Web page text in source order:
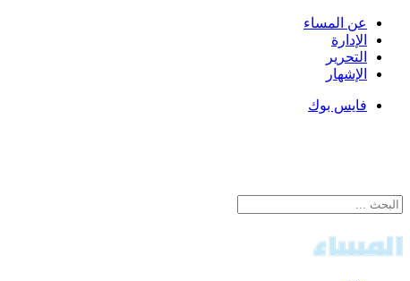
عن المساء
الإدارة
التحرير
الإشهار
فايس بوك